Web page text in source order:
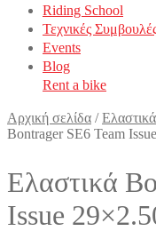
Riding School
Τεχνικές
Events
Blog
Rent a bike
Αρχική σελίδα /
Bontrager SE6 Team
Ελαστικά
Issue